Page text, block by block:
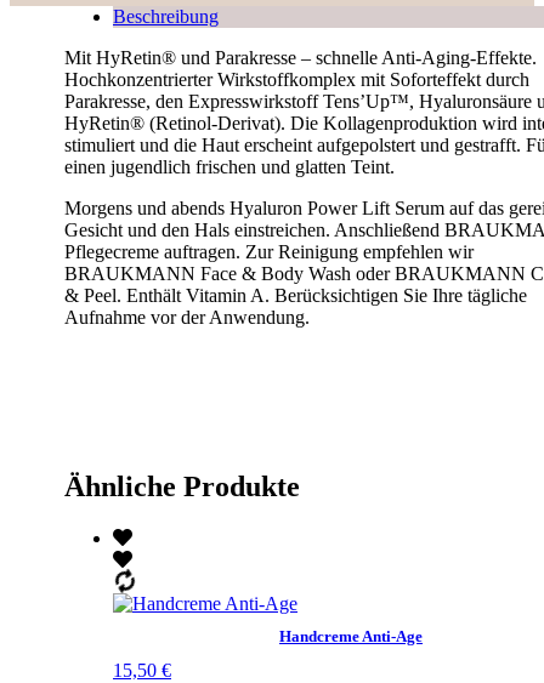
Beschreibung
Mit HyRetin® und Parakresse – schnelle Anti-Aging-Effekte.
Hochkonzentrierter Wirkstoffkomplex mit Soforteffekt durch
Parakresse, den Expresswirkstoff Tens’Up™, Hyaluronsäure
HyRetin® (Retinol-Derivat). Die Kollagenproduktion wird
stimuliert und die Haut erscheint aufgepolstert und gestrafft.
einen jugendlich frischen und glatten Teint.
Morgens und abends Hyaluron Power Lift Serum auf das
Gesicht und den Hals einstreichen. Anschließend
Pflegecreme auftragen. Zur Reinigung empfehlen wir
BRAUKMANN Face & Body Wash oder BRAUKMANN
& Peel. Enthält Vitamin A. Berücksichtigen Sie Ihre tägliche
Aufnahme vor der Anwendung.
Ähnliche Produkte
Handcreme Anti-Age
15,50 €